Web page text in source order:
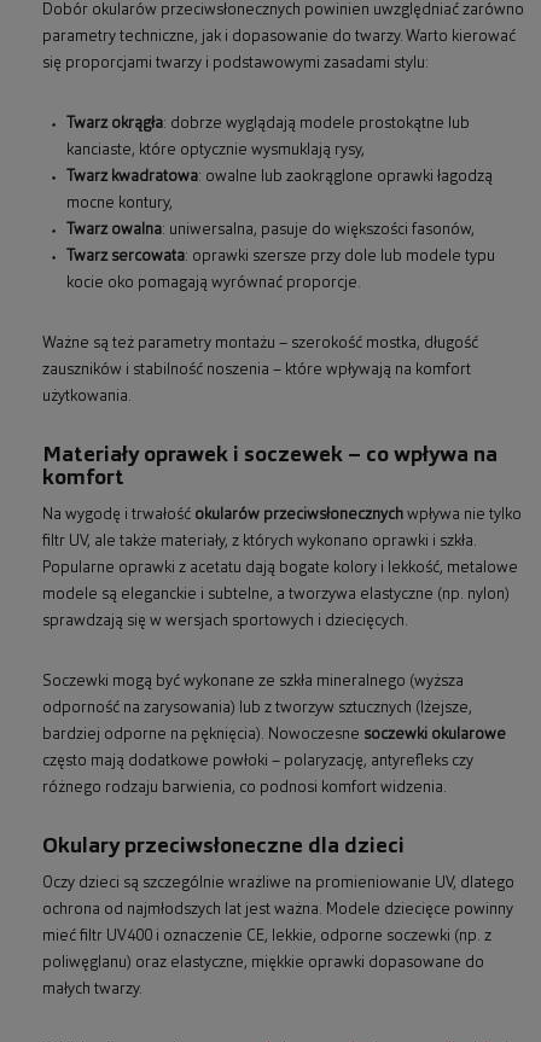
Dobór okularów przeciwsłonecznych powinien uwzględniać zarówno
parametry techniczne, jak i dopasowanie do twarzy. Warto kierować
się proporcjami twarzy i podstawowymi zasadami stylu:
Twarz okrągła: dobrze wyglądają modele prostokątne lub
kanciaste, które optycznie wysmuklają rysy,
Twarz kwadratowa: owalne lub zaokrąglone oprawki łagodzą
mocne kontury,
Twarz owalna: uniwersalna, pasuje do większości fasonów,
Twarz sercowata: oprawki szersze przy dole lub modele typu
kocie oko pomagają wyrównać proporcje.
Ważne są też parametry montażu – szerokość mostka, długość
zauszników i stabilność noszenia – które wpływają na komfort
użytkowania.
Materiały oprawek i soczewek – co wpływa na
komfort
Na wygodę i trwałość okularów przeciwsłonecznych wpływa nie tylko
filtr UV, ale także materiały, z których wykonano oprawki i szkła.
Popularne oprawki z acetatu dają bogate kolory i lekkość, metalowe
modele są eleganckie i subtelne, a tworzywa elastyczne (np. nylon)
sprawdzają się w wersjach sportowych i dziecięcych.
Soczewki mogą być wykonane ze szkła mineralnego (wyższa
odporność na zarysowania) lub z tworzyw sztucznych (lżejsze,
bardziej odporne na pęknięcia). Nowoczesne soczewki okularowe
często mają dodatkowe powłoki – polaryzację, antyrefleks czy
różnego rodzaju barwienia, co podnosi komfort widzenia.
Okulary przeciwsłoneczne dla dzieci
Oczy dzieci są szczególnie wrażliwe na promieniowanie UV, dlatego
ochrona od najmłodszych lat jest ważna. Modele dziecięce powinny
mieć filtr UV400 i oznaczenie CE, lekkie, odporne soczewki (np. z
poliwęglanu) oraz elastyczne, miękkie oprawki dopasowane do
małych twarzy.